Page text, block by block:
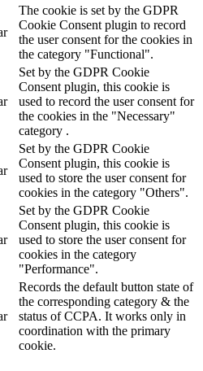
The cookie is set by the GDPR
Cookie Consent plugin to record
the user consent for the cookies in
the category "Functional".
Set by the GDPR Cookie
Consent plugin, this cookie is
used to record the user consent for
the cookies in the "Necessary"
category .
Set by the GDPR Cookie
Consent plugin, this cookie is
used to store the user consent for
cookies in the category "Others".
Set by the GDPR Cookie
Consent plugin, this cookie is
used to store the user consent for
cookies in the category
"Performance".
Records the default button state of
the corresponding category & the
status of CCPA. It works only in
coordination with the primary
cookie.